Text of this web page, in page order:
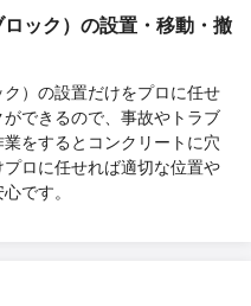
ック）の設置・移動・撤
）の設置だけをプロに任せ
できるので、事故やトラブ
をするとコンクリートに穴
ロに任せれば適切な位置や
です。